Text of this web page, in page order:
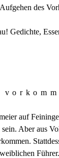
des
Gedichte,
auf
Aber aus